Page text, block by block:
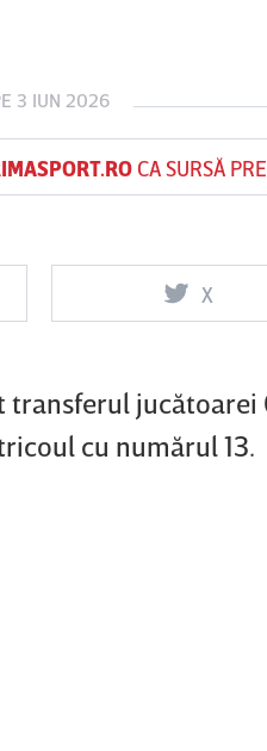
3 IUN 2026
CA SURSĂ
X
transferul
cu numărul 13.
Sf
Vs
FCSB